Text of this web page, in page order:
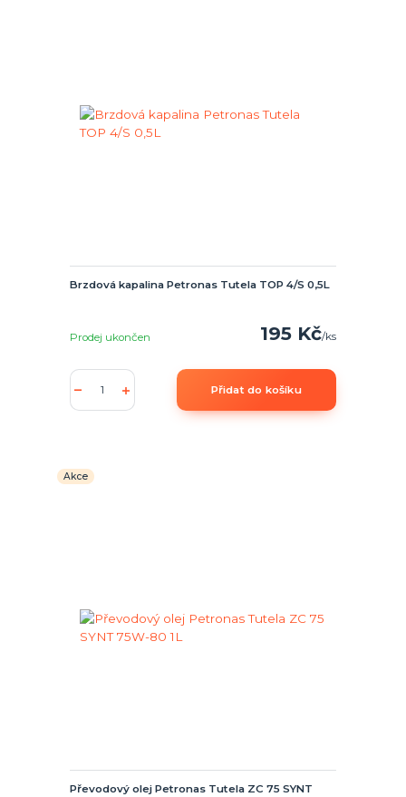
Brzdová kapalina Petronas Tutela TOP 4/S 0,5L
195 Kč/ks
Prodej ukončen
Přidat do košíku
Akce
Převodový olej Petronas Tutela ZC 75 SYNT